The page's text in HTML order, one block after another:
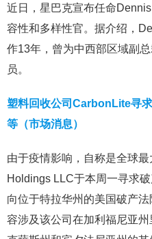
近日，星巴克宣布任命
容性和多样性官。据介绍，
作13年，曾为中西部区域副
员。
塑料回收公司CarbonLite寻
等（市场消息）
由于疫情影响，自称是全球
Holdings LLC于本周一寻求
向位于特拉华州的美国破产
容涉及该公司在加利福尼亚